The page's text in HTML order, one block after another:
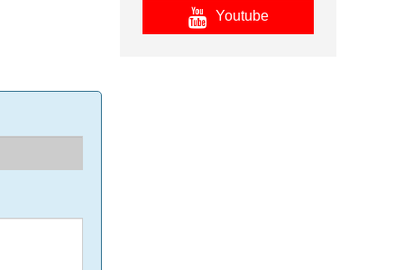
Youtube